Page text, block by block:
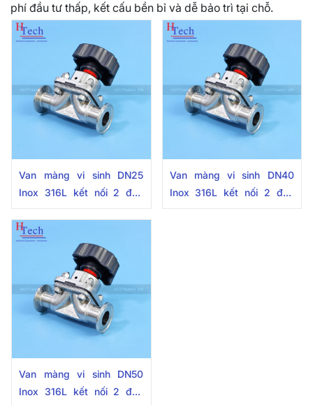
phí đầu tư thấp, kết cấu bền bỉ và dễ bảo trì tại chỗ.
Van màng vi sinh DN25
Inox 316L kết nối 2 đầu
Van màng vi sinh DN40
Inox 316L kết nối 2 đầu
Van màng vi sinh DN50
Inox 316L kết nối 2 đầu